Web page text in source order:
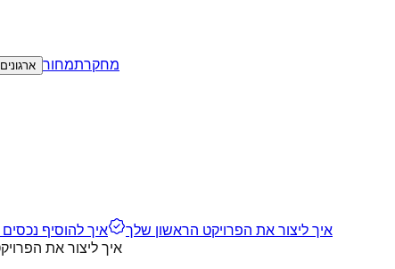
ארגונים מחקרתמחור
איך ליצור את הפרויקט הראשון שלך איך להוסיף
איך ליצור את